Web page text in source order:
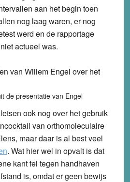
aan het begin toen
nog laag waren, er nog
werd en de rapportage
actueel was.
de presentatie van Engel
ook nog over het gebruik
van orthomoleculaire
maar daar is al best veel
. Wat hier wel in opvalt is dat
kant fel tegen handhaven
is, omdat er geen bewijs